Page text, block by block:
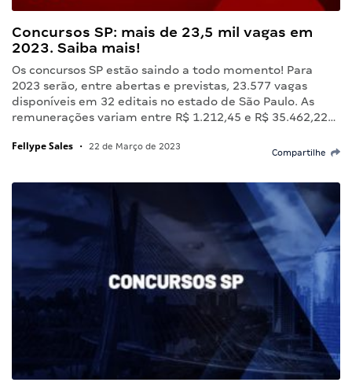
Concursos SP: mais de 23,5 mil vagas em
2023. Saiba mais!
Os concursos SP estão saindo a todo momento! Para
2023 serão, entre abertas e previstas, 23.577 vagas
disponíveis em 32 editais no estado de São Paulo. As
remunerações variam entre R$ 1.212,45 e R$ 35.462,22…
Fellype Sales • 22 de Março de 2023
Compartilhe